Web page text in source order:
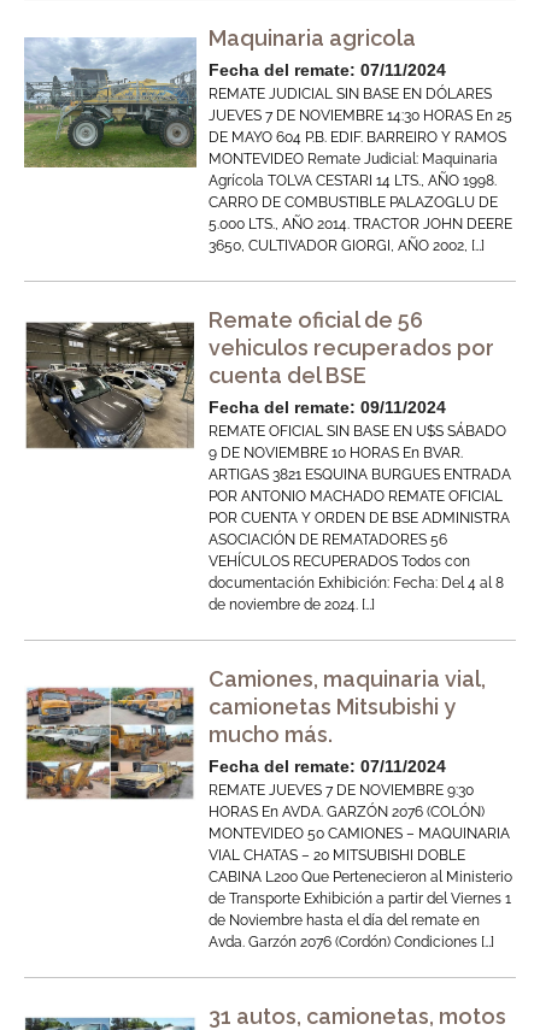
Maquinaria agricola
Fecha del remate: 07/11/2024
REMATE JUDICIAL SIN BASE EN DÓLARES
JUEVES 7 DE NOVIEMBRE 14:30 HORAS En 25
DE MAYO 604 P.B. EDIF. BARREIRO Y RAMOS
MONTEVIDEO Remate Judicial: Maquinaria
Agrícola TOLVA CESTARI 14 LTS., AÑO 1998.
CARRO DE COMBUSTIBLE PALAZOGLU DE
5.000 LTS., AÑO 2014. TRACTOR JOHN DEERE
3650, CULTIVADOR GIORGI, AÑO 2002, […]
Remate oficial de 56
vehiculos recuperados por
cuenta del BSE
Fecha del remate: 09/11/2024
REMATE OFICIAL SIN BASE EN U$S SÁBADO
9 DE NOVIEMBRE 10 HORAS En BVAR.
ARTIGAS 3821 ESQUINA BURGUES ENTRADA
POR ANTONIO MACHADO REMATE OFICIAL
POR CUENTA Y ORDEN DE BSE ADMINISTRA
ASOCIACIÓN DE REMATADORES 56
VEHÍCULOS RECUPERADOS Todos con
documentación Exhibición: Fecha: Del 4 al 8
de noviembre de 2024. […]
Camiones, maquinaria vial,
camionetas Mitsubishi y
mucho más.
Fecha del remate: 07/11/2024
REMATE JUEVES 7 DE NOVIEMBRE 9:30
HORAS En AVDA. GARZÓN 2076 (COLÓN)
MONTEVIDEO 50 CAMIONES – MAQUINARIA
VIAL CHATAS – 20 MITSUBISHI DOBLE
CABINA L200 Que Pertenecieron al Ministerio
de Transporte Exhibición a partir del Viernes 1
de Noviembre hasta el día del remate en
Avda. Garzón 2076 (Cordón) Condiciones […]
31 autos, camionetas, motos